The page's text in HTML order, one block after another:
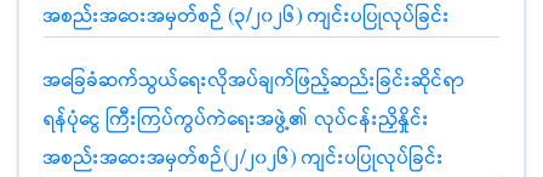
အစည်းအဝေးအမှတ်စဉ် (၃/၂၀၂၆) ကျင်းပပြုလုပ်ခြင်း
အခြေခံဆက်သွယ်ရေးလိုအပ်ချက်ဖြည့်ဆည်းခြင်းဆိုင်ရာ
ရန်ပုံငွေ ကြီးကြပ်ကွပ်ကဲရေးအဖွဲ့၏ လုပ်ငန်းညှိနှိုင်း
အစည်းအဝေးအမှတ်စဉ်(၂/၂၀၂၆) ကျင်းပပြုလုပ်ခြင်း